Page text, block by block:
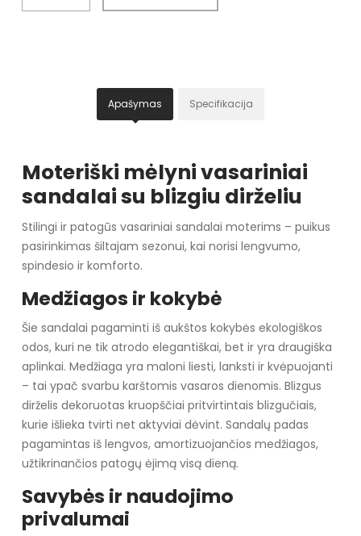
Apašymas Specifikacija
Moteriški mėlyni vasariniai
sandalai su blizgiu dirželiu
Stilingi ir patogūs vasariniai sandalai moterims – puikus
pasirinkimas šiltajam sezonui, kai norisi lengvumo,
spindesio ir komforto.
Medžiagos ir kokybė
Šie sandalai pagaminti iš aukštos kokybės ekologiškos
odos, kuri ne tik atrodo elegantiškai, bet ir yra draugiška
aplinkai. Medžiaga yra maloni liesti, lanksti ir kvėpuojanti
– tai ypač svarbu karštomis vasaros dienomis. Blizgus
dirželis dekoruotas kruopščiai pritvirtintais blizgučiais,
kurie išlieka tvirti net aktyviai dėvint. Sandalų padas
pagamintas iš lengvos, amortizuojančios medžiagos,
užtikrinančios patogų ėjimą visą dieną.
Savybės ir naudojimo
privalumai